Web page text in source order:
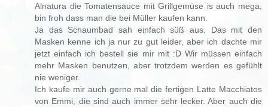
Alnatura die Tomatensauce mit Grillgemüse is auch mega,
bin froh dass man die bei Müller kaufen kann.
Ja das Schaumbad sah einfach süß aus. Das mit den
Masken kenne ich ja nur zu gut leider, aber ich dachte mir
jetzt einfach ich bestell sie mir mit :D Wir müssen einfach
mehr Masken benutzen, aber trotzdem werden es gefühlt
nie weniger.
Ich kaufe mir auch gerne mal die fertigen Latte Macchiatos
von Emmi, die sind auch immer sehr lecker. Aber auch die